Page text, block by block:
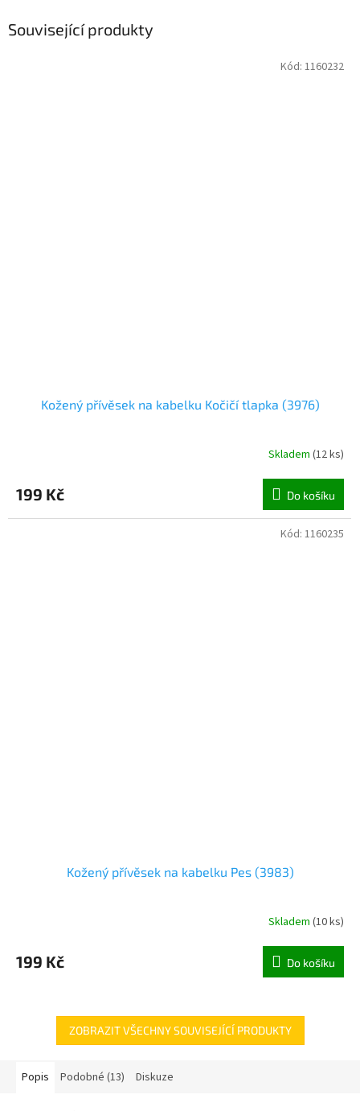
Související produkty
Kožený přívěsek na kabelku Kočičí tlapka (3976)
Skladem (12 ks)
199 Kč Do košíku
Kód: 1160232
Kožený přívěsek na kabelku Pes (3983)
Skladem (10 ks)
199 Kč Do košíku
Kód: 1160235
ZOBRAZIT VŠECHNY SOUVISEJÍCÍ PRODUKTY
Popis Podobné (13) Diskuze